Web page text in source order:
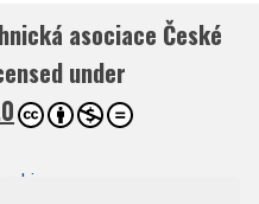
asociace České
under